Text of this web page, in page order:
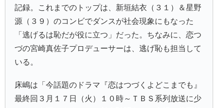
記録。これまでのトップは、新垣結衣（３１）＆星野
源（３９）のコンビでダンスが社会現象にもなった
「逃げるは恥だが役に立つ」だった。ちなみに、恋つ
づの宮崎真佐子プロデューサーは、逃げ恥も担当して
いる。
床嶋は「今話題のドラマ『恋はつづくよどこまでも』
最終回３月１７日（火）１０時～ＴＢＳ系列放送に少